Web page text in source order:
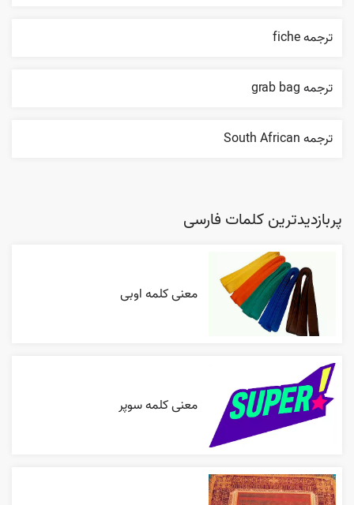
ترجمه fiche
ترجمه grab bag
ترجمه South African
پربازدیدترین کلمات فارسی
معنی کلمه اوبی
معنی کلمه سوپر